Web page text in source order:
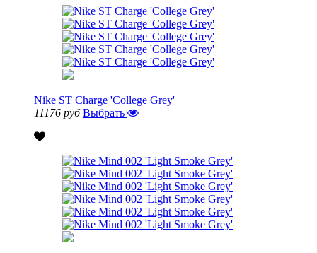
Nike ST Charge 'College Grey'
11176 руб Выбрать